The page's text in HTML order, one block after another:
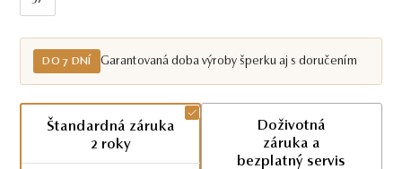
DO 7 DNÍ Garantovaná doba výroby šperku aj s doručením
Štandardná záruka
2 roky
Doživotná
záruka a
bezplatný servis